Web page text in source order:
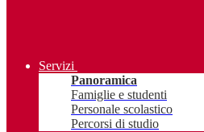
Servizi
Panoramica
Famiglie e studenti
Personale scolastico
Percorsi di studio